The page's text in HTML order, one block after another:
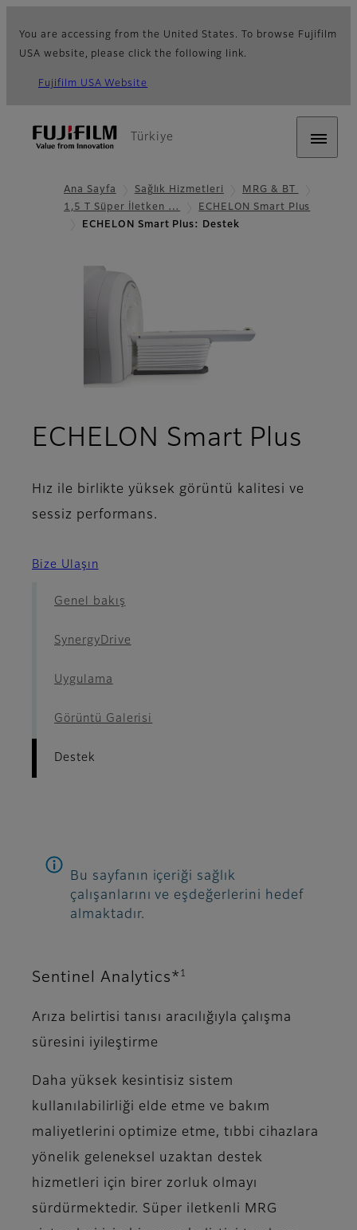
You are accessing from the United States. To browse Fujifilm
USA website, please click the following link.
Fujifilm USA Website
Türkiye
Ana Sayfa Sağlık Hizmetleri
MRG & BT
1,5 T Süper İletken …
ECHELON Smart Plus
ECHELON Smart Plus: Destek
ECHELON Smart Plus
Hız ile birlikte yüksek görüntü kalitesi ve
sessiz performans.
Bize Ulaşın
Genel bakış
SynergyDrive
Uygulama
Görüntü Galerisi
Destek
Bu sayfanın içeriği sağlık
çalışanlarını ve eşdeğerlerini hedef
almaktadır.
Sentinel Analytics* 1
Arıza belirtisi tanısı aracılığıyla çalışma
süresini iyileştirme
Daha yüksek kesintisiz sistem
kullanılabilirliği elde etme ve bakım
maliyetlerini optimize etme, tıbbi cihazlara
yönelik geleneksel uzaktan destek
hizmetleri için birer zorluk olmayı
sürdürmektedir. Süper iletkenli MRG